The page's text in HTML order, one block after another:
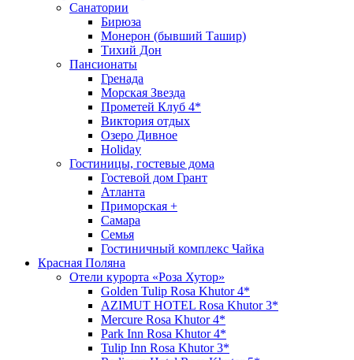
Санатории
Бирюза
Монерон (бывший Ташир)
Тихий Дон
Пансионаты
Гренада
Морская Звезда
Прометей Клуб 4*
Виктория отдых
Озеро Дивное
Holiday
Гостиницы, гостевые дома
Гостевой дом Грант
Атланта
Приморская +
Самара
Семья
Гостиничный комплекс Чайка
Красная Поляна
Отели курорта «Роза Хутор»
Golden Tulip Rosa Khutor 4*
AZIMUT HOTEL Rosa Khutor 3*
Mercure Rosa Khutor 4*
Park Inn Rosa Khutor 4*
Tulip Inn Rosa Khutor 3*